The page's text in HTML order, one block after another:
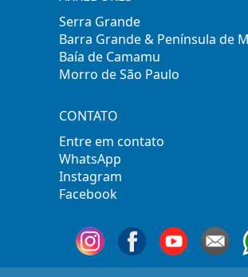
Serra Grande
Barra Grande & Península de
Baía de Camamu
Morro de São Paulo
CONTATO
Entre em contato
WhatsApp
Instagram
Facebook